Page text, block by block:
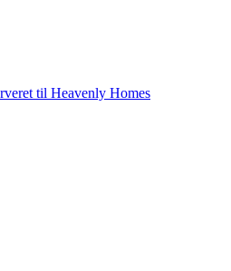
til Heavenly Homes